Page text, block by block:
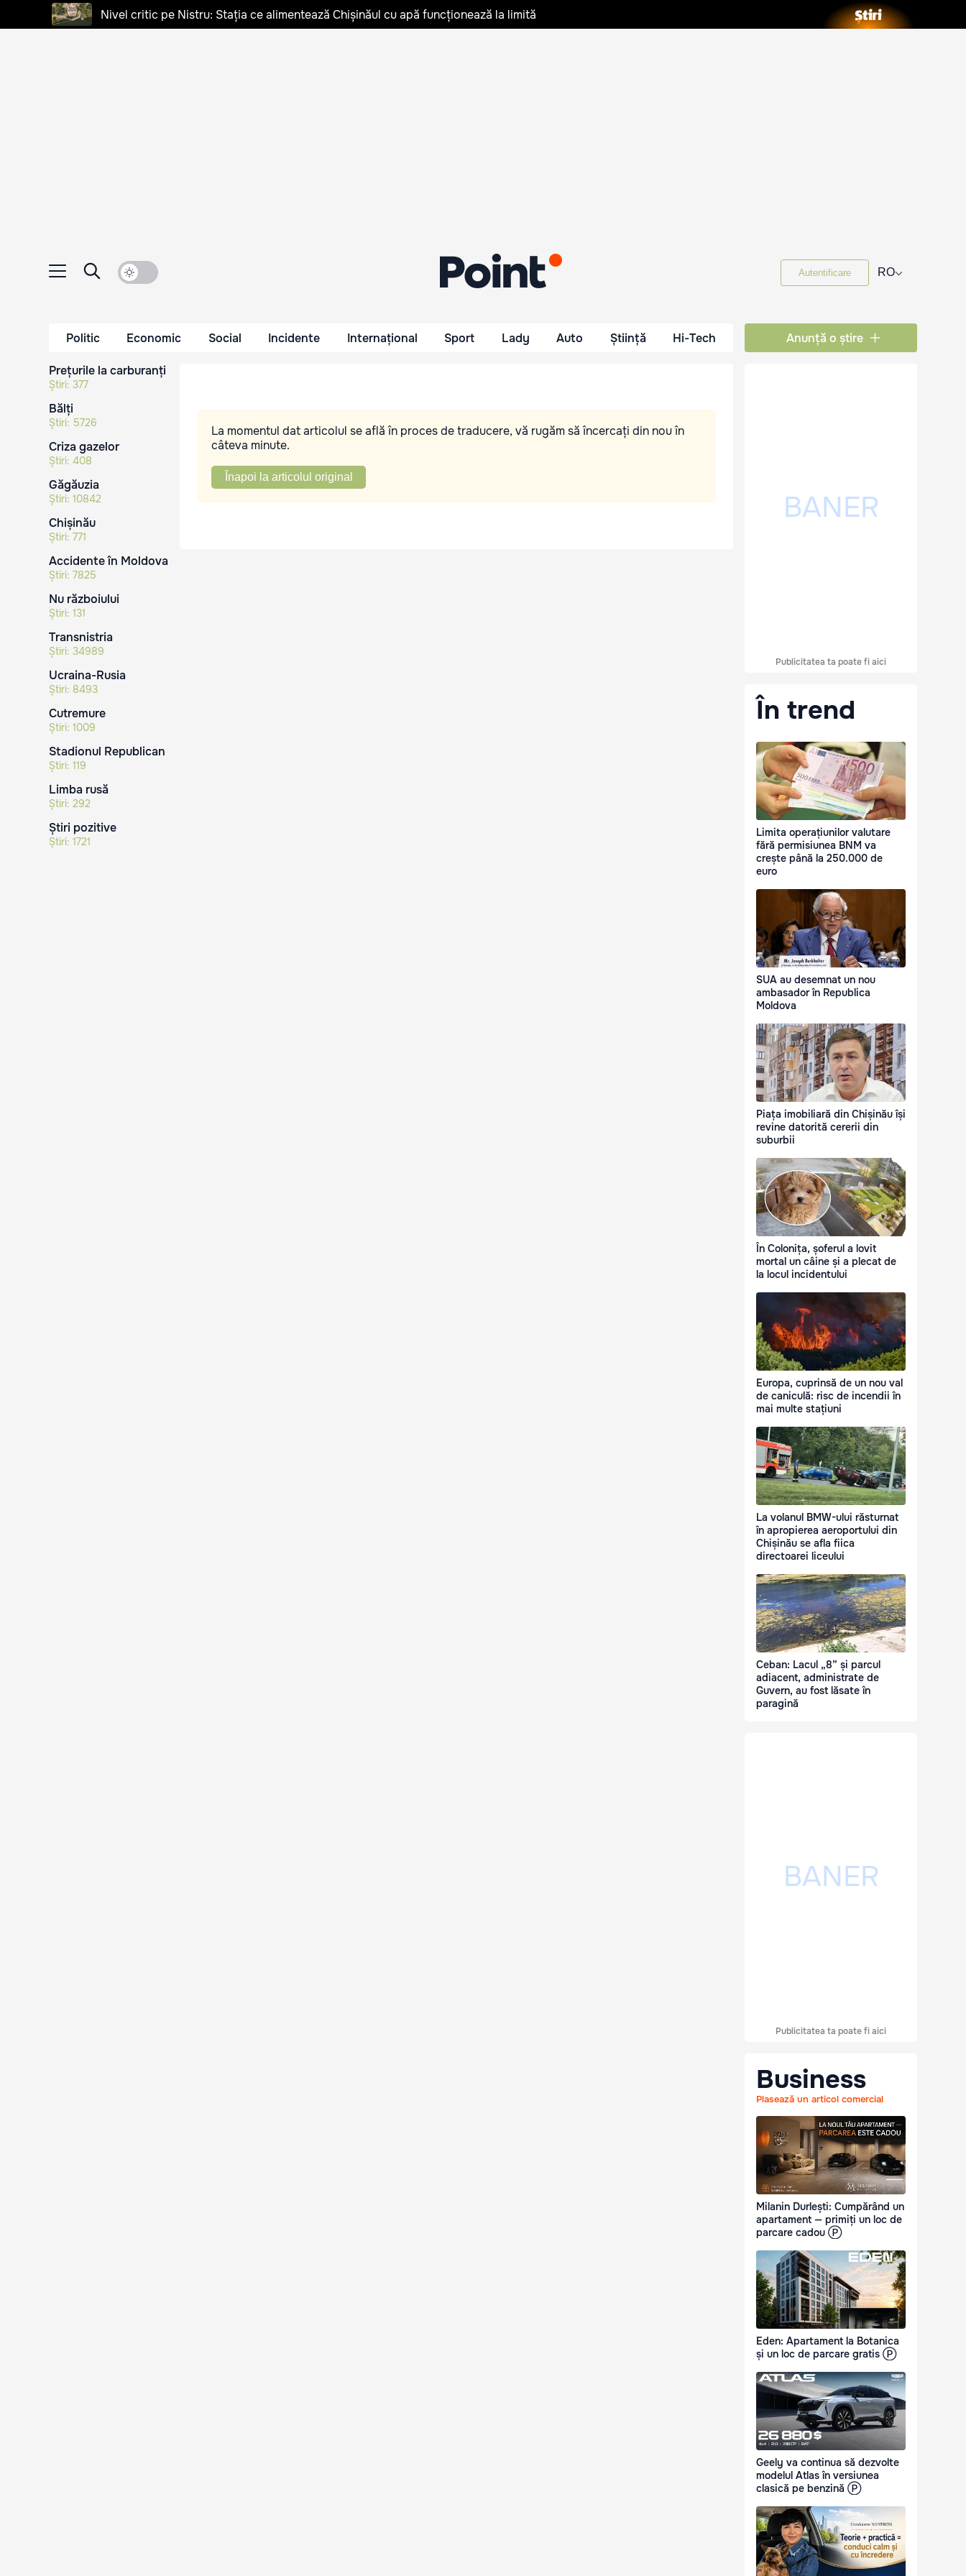
Nivel critic pe Nistru: Stația ce alimentează Chișinăul cu apă funcționează la limită
Autentificare RO⌵
Politic Economic Social Incidente Internațional Sport Lady Auto Știință Hi-Tech Anunță o știre
Prețurile la carburanți
Știri: 377
Bălți
Știri: 5726
Criza gazelor
Știri: 408
Găgăuzia
Știri: 10842
Chișinău
Știri: 771
Accidente în Moldova
Știri: 7825
Nu războiului
Știri: 131
Transnistria
Știri: 34989
Ucraina-Rusia
Știri: 8493
Cutremure
Știri: 1009
Stadionul Republican
Știri: 119
Limba rusă
Știri: 292
Știri pozitive
Știri: 1721
La momentul dat articolul se află în proces de traducere, vă rugăm să încercați din nou în
câteva minute.
Înapoi la articolul original
Publicitatea ta poate fi aici
În trend
Limita operațiunilor valutare
fără permisiunea BNM va
crește până la 250.000 de
euro
SUA au desemnat un nou
ambasador în Republica
Moldova
Piața imobiliară din Chișinău își
revine datorită cererii din
suburbii
În Colonița, șoferul a lovit
mortal un câine și a plecat de
la locul incidentului
Europa, cuprinsă de un nou val
de caniculă: risc de incendii în
mai multe stațiuni
La volanul BMW-ului răsturnat
în apropierea aeroportului din
Chișinău se afla fiica
directoarei liceului
Ceban: Lacul „8” și parcul
adiacent, administrate de
Guvern, au fost lăsate în
paragină
Publicitatea ta poate fi aici
Business
Plasează un articol comercial
Milanin Durlești: Cumpărând un
apartament — primiți un loc de
parcare cadou Ⓟ
Eden: Apartament la Botanica
și un loc de parcare gratis Ⓟ
Geely va continua să dezvolte
modelul Atlas în versiunea
clasică pe benzină Ⓟ